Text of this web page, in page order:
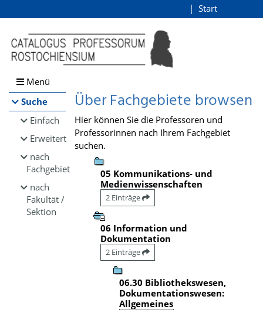
Browsen
direkt zum Inhalt
Start
Menü
Suche
Einfach
Erweitert
nach
Fachgebiet
nach
Fakultät /
Sektion
Über Fachgebiete browsen
Hier können Sie die Professoren und
Professorinnen nach Ihrem Fachgebiet
suchen.
05 Kommunikations- und
Medienwissenschaften
2 Einträge
06 Information und
Dokumentation
2 Einträge
06.30 Bibliothekswesen,
Dokumentationswesen:
Allgemeines